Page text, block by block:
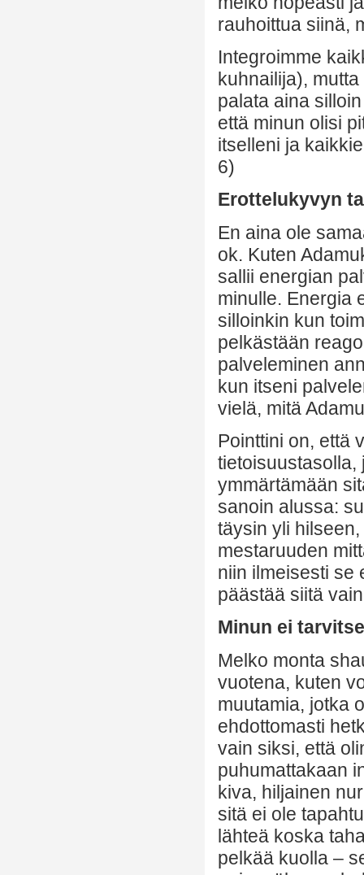
rauhoittua siinä,
Integroimme
kuhnailija),
palata aina
että minun olisi
itselleni ja
6)
Erottelukyvyn
En aina ole
ok. Kuten
sallii energian
minulle. Energia
silloinkin kun
pelkästään
palveleminen
kun itseni
vielä, mitä
Pointtini on, että
tietoisuustasolla,
ymmärtämään
sanoin alussa:
täysin yli
mestaruuden
niin ilmeisesti se
päästää siitä
Minun ei
Melko monta
vuotena, kuten
muutamia, jotka
ehdottomasti
vain siksi, että
puhumattakaan
kiva, hiljainen
sitä ei ole
lähteä koska
pelkää kuolla –